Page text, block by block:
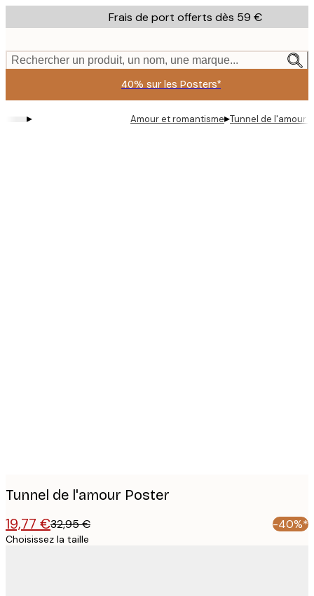
to
content.
Frais de port offerts dès 59 €
Rechercher un produit, un nom, une marque...
40% sur les Posters*
▸ Amour et romantisme▸Tunnel de l'amour
Tunnel de l'amour Poster
19,77 €32,95 € -40%*
Choisissez la taille